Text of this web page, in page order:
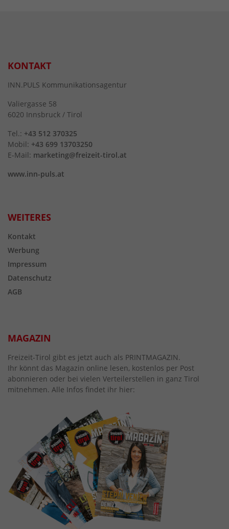
KONTAKT
INN.PULS Kommunikationsagentur
Valiergasse 58
6020 Innsbruck / Tirol
Tel.: +43 512 370325
Mobil: +43 699 13703250
E-Mail: marketing@freizeit-tirol.at
www.inn-puls.at
WEITERES
Kontakt
Werbung
Impressum
Datenschutz
AGB
MAGAZIN
Freizeit-Tirol gibt es jetzt auch als PRINTMAGAZIN.
Ihr könnt das Magazin online lesen, kostenlos per Post
abonnieren oder bei vielen Verteilerstellen in ganz Tirol
mitnehmen. Alle Infos findet ihr hier: